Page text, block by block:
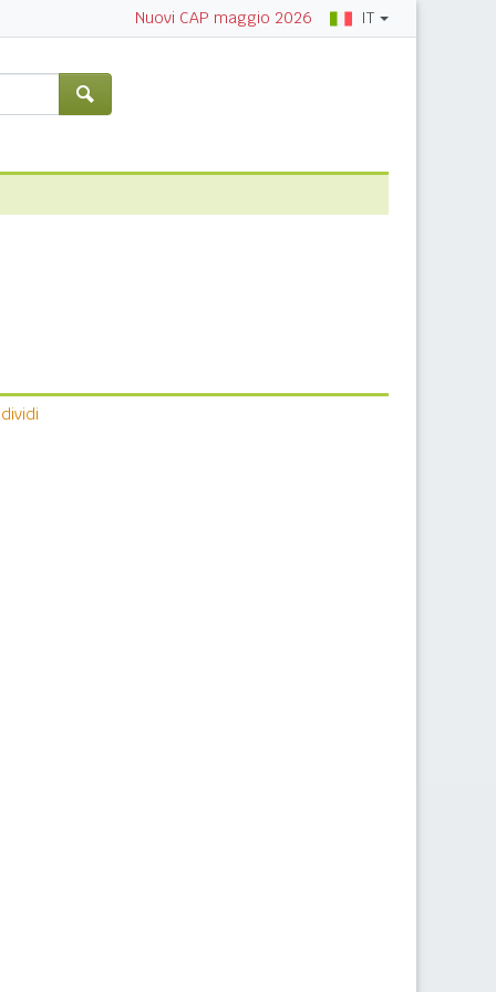
Nuovi CAP maggio 2026 IT